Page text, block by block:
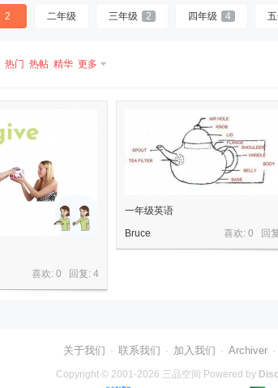
2 二年级 三年级 2 四年级 4
热门 热帖 精华 更多
喜欢: 0 回复: 4
一年级英语
喜欢: 0 回
Bruce
关于我们 · 联系我们 · 加入我们 · Archiver ·
Copyright © 2001-2026 三品空间 Powered by